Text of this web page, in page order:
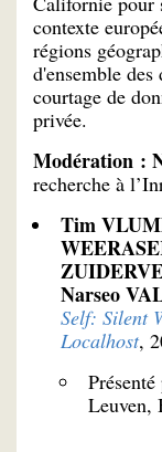
contexte
régions
d'ensemble
courtage de
privée.
Modération :
recherche à
Tim
Narseo
Self: Silent
Localhost,
Leuven,